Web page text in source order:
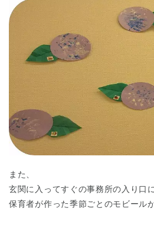
また、
玄関に入ってすぐの事務所の入り口に
保育者が作った季節ごとのモビール